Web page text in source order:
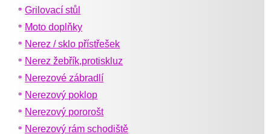
Grilovací stůl
Moto doplňky
Nerez / sklo přístřešek
Nerez žebřík,protiskluz
Nerezové zábradlí
Nerezový poklop
Nerezový pororošt
Nerezový rám schodiště